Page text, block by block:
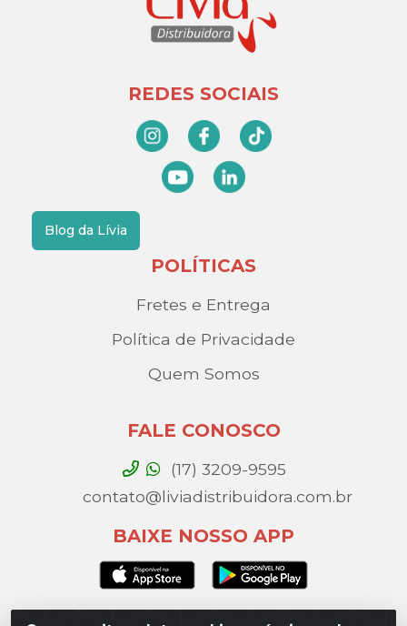
REDES SOCIAIS
Blog da Lívia
POLÍTICAS
Fretes e Entrega
Política de Privacidade
Quem Somos
FALE CONOSCO
(17) 3209-9595
contato@liviadistribuidora.com.br
BAIXE NOSSO APP